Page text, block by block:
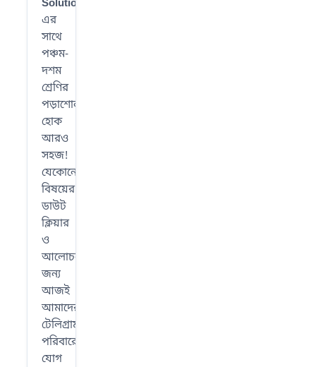
SolutionWBBSE
এর
সাথে
পঞ্চম-
দশম
শ্রেণির
পড়াশোনা
হোক
আরও
সহজ!
যেকোনো
বিষয়ের
ডাউট
ক্লিয়ার
ও
আলোচনার
জন্য
আজই
আমাদের
টেলিগ্রাম
পরিবারে
যোগ